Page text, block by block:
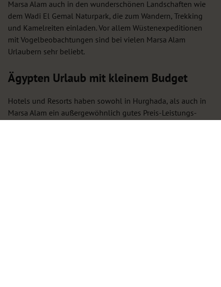
Marsa Alam auch in den wunderschönen Landschaften wie
dem Wadi El Gemal Naturpark, die zum Wandern, Trekking
und Kamelreiten einladen. Vor allem Wüstenexpeditionen
mit Vogelbeobachtungen sind bei vielen Marsa Alam
Urlaubern sehr beliebt.
Ägypten Urlaub mit kleinem Budget
Hotels und Resorts haben sowohl in Hurghada, als auch in
Marsa Alam ein außergewöhnlich gutes Preis-Leistungs-